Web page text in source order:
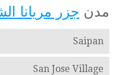
مدن جزر مريانا
Saipan
San Jose Village